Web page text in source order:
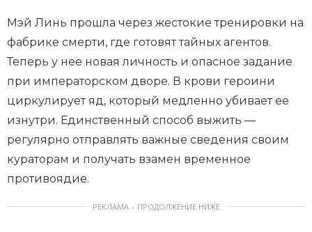
Мэй Линь прошла через жестокие тренировки на
фабрике смерти, где готовят тайных агентов.
Теперь у нее новая личность и опасное задание
при императорском дворе. В крови героини
циркулирует яд, который медленно убивает ее
изнутри. Единственный способ выжить —
регулярно отправлять важные сведения своим
кураторам и получать взамен временное
противоядие.
РЕКЛАМА – ПРОДОЛЖЕНИЕ НИЖЕ